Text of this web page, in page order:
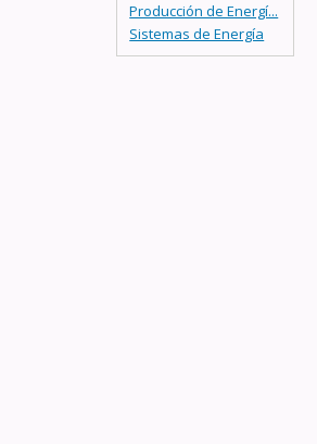
Producción de Energí...
Sistemas de Energía